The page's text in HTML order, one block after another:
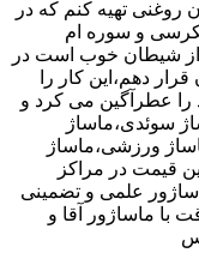
روغنى تهیه کنم که در
و سوره ام
از شیطان خوب است در
دهم،این کار را
عطرآگین می کرد و
سوئدی،ماساژ
ورزشی،ماساژ
قیمت در مراکز
علمی و تضمینی
با ماساژور آقا و